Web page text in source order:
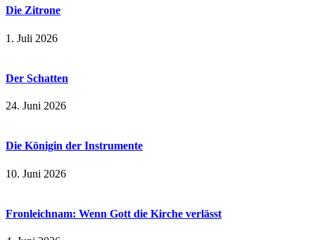
Die Zitrone
1. Juli 2026
Der Schatten
24. Juni 2026
Die Königin der Instrumente
10. Juni 2026
Fronleichnam: Wenn Gott die Kirche verlässt